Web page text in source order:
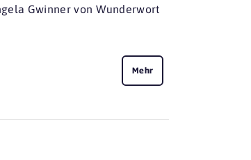
Gwinner von Wunderwort
Mehr